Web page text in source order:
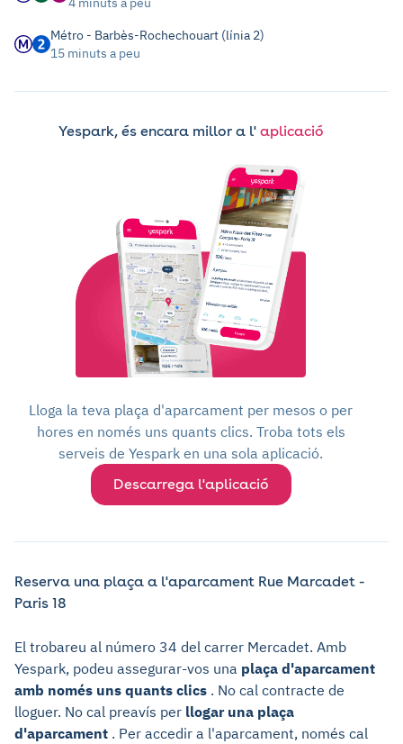
Métro - Barbès-Rochechouart (línia 2)
15 minuts a peu
Yespark, és encara millor a l' aplicació
Lloga la teva plaça d'aparcament per mesos o per
hores en només uns quants clics. Troba tots els
serveis de Yespark en una sola aplicació.
Descarrega l'aplicació
Reserva una plaça a l'aparcament Rue Marcadet -
Paris 18
El trobareu al número 34 del carrer Mercadet. Amb
Yespark, podeu assegurar-vos una plaça d'aparcament
amb només uns quants clics . No cal contracte de
lloguer. No cal preavís per llogar una plaça
d'aparcament . Per accedir a l'aparcament, només cal